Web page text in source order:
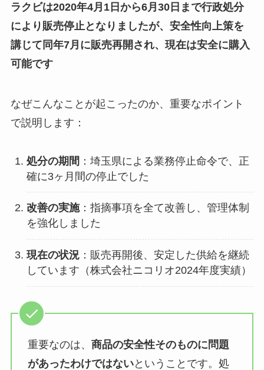
ラクビは2020年4月1日から6月30日まで行政処分
により販売停止となりましたが、安全性向上策を
講じて同年7月に販売再開され、現在は安全に購入
可能です
なぜこんなことが起こったのか、重要なポイント
で説明します：
処分の期間 ：埼玉県による業務停止命令で、正
確に3ヶ月間の停止でした
改善の実施：指摘事項を全て改善し、管理体制
を強化しました
現在の状況：販売再開後、安定した供給を継続
しています（株式会社ニコリオ2024年度実績）
重要なのは、 商品の安全性そのものに問題
があったわけではないということです。処